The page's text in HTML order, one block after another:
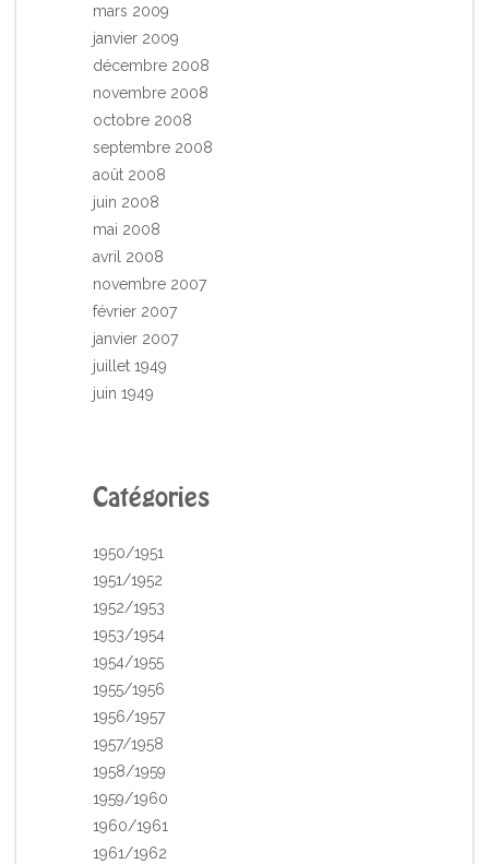
mars 2009
janvier 2009
décembre 2008
novembre 2008
octobre 2008
septembre 2008
août 2008
juin 2008
mai 2008
avril 2008
novembre 2007
février 2007
janvier 2007
juillet 1949
juin 1949
Catégories
1950/1951
1951/1952
1952/1953
1953/1954
1954/1955
1955/1956
1956/1957
1957/1958
1958/1959
1959/1960
1960/1961
1961/1962